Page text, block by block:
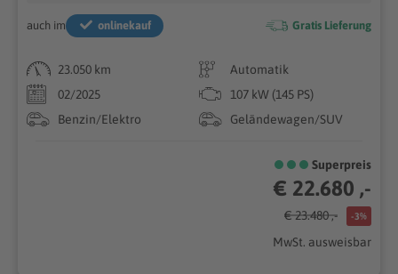
auch im onlinekauf Gratis Lieferung
23.050 km
Automatik
02/2025
107 kW (145 PS)
Benzin/Elektro
Geländewagen/SUV
Superpreis
€ 22.680 ,-
€ 23.480 ,- -3%
MwSt. ausweisbar